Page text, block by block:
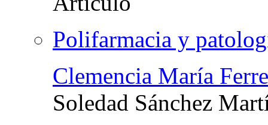
Polifarmacia y
Clemencia María
Soledad Sánchez